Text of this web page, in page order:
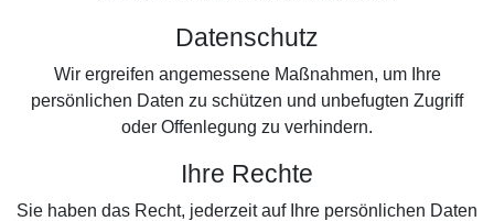
Datenschutz
Wir ergreifen angemessene Maßnahmen, um Ihre
persönlichen Daten zu schützen und unbefugten Zugriff
oder Offenlegung zu verhindern.
Ihre Rechte
Sie haben das Recht, jederzeit auf Ihre persönlichen Daten